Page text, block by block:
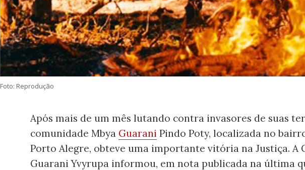
Foto: Reprodução
Após mais de um mês lutando contra invasores de suas
comunidade Mbya Guarani Pindo Poty, localizada no
Porto Alegre, obteve uma importante vitória na Justiça. A
Guarani Yvyrupa informou, em nota publicada na última